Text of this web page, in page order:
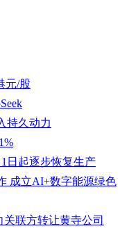
元/股
持久动力
日起逐步恢复生产
成立AI+数字能源绿色
联方转让黄寺公司